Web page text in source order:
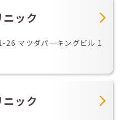
ック
26 マツダパーキングビル 1
ック